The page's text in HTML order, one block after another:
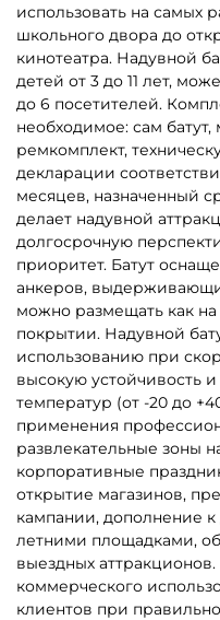
использовать на самых
школьного двора до
кинотеатра. Надувной
детей от 3 до 11 лет,
до 6 посетителей.
необходимое: сам
ремкомплект,
декларации
месяцев, назначенный
делает надувной
долгосрочную
приоритет. Батут
анкеров,
можно размещать как на
покрытии. Надувной
использованию при
высокую устойчивость
температур (от -20 до
применения
развлекательные зоны
корпоративные
открытие магазинов,
кампании, дополнение к
летними площадками,
выездных
коммерческого
клиентов при